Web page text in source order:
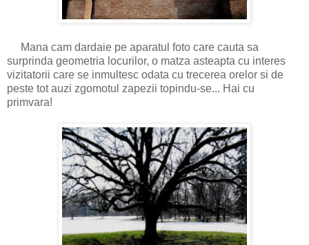
Mana cam dardaie pe aparatul foto care cauta sa
surprinda geometria locurilor, o matza asteapta cu interes
vizitatorii care se inmultesc odata cu trecerea orelor si de
peste tot auzi zgomotul zapezii topindu-se... Hai cu
primvara!